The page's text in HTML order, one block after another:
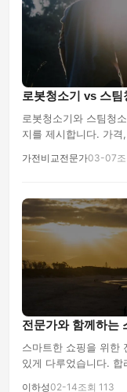
로봇청소기 vs 스
로봇청소기와 스팀청
지를 제시합니다. 가
가전비교전문가03-07
전문가와 함께하는
스마트한 쇼핑을 위한
있게 다루었습니다.
이하성02-14조회 113